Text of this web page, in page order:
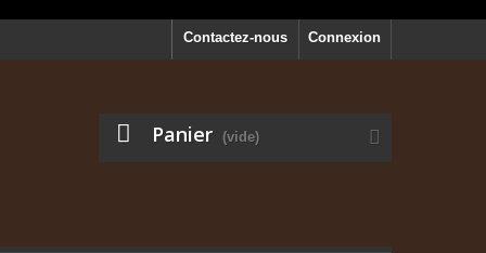
Connexion
Contactez-nous
Panier (vide)